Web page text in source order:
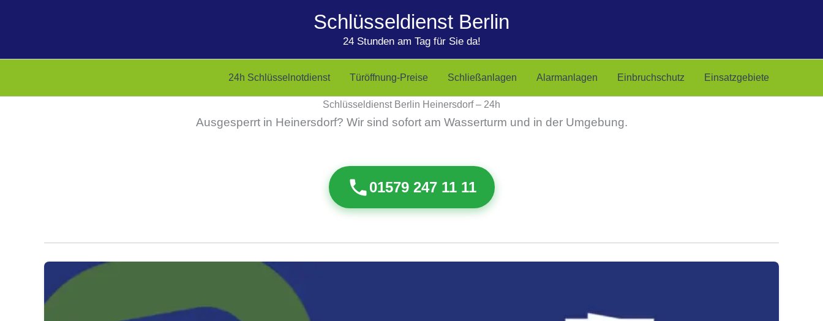
Schlüsseldienst Berlin
24 Stunden am Tag für Sie da!
24h Schlüsselnotdienst Türöffnung-Preise Schließanlagen Alarmanlagen Einbruchschutz Einsatzgebiete
Schlüsseldienst Berlin Heinersdorf – 24h
Ausgesperrt in Heinersdorf? Wir sind sofort am Wasserturm und in der Umgebung.
01579 247 11 11